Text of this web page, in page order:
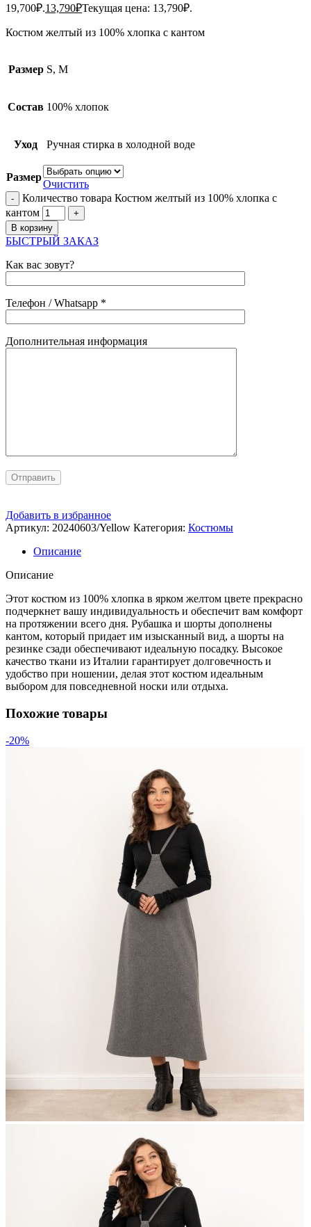
19,700₽.13,790₽Текущая цена: 13,790₽.
Костюм желтый из 100% хлопка с кантом
Размер S, M
Состав 100% хлопок
Уход Ручная стирка в холодной воде
Размер
Очистить
Количество товара Костюм желтый из 100% хлопка с
кантом
В корзину
БЫСТРЫЙ ЗАКАЗ
Как вас зовут?
Телефон / Whatsapp *
Дополнительная информация
Добавить в избранное
Артикул: 20240603/Yellow Категория: Костюмы
Описание
Описание
Этот костюм из 100% хлопка в ярком желтом цвете прекрасно
подчеркнет вашу индивидуальность и обеспечит вам комфорт
на протяжении всего дня. Рубашка и шорты дополнены
кантом, который придает им изысканный вид, а шорты на
резинке сзади обеспечивают идеальную посадку. Высокое
качество ткани из Италии гарантирует долговечность и
удобство при ношении, делая этот костюм идеальным
выбором для повседневной носки или отдыха.
Похожие товары
-20%